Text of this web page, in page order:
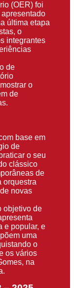
(OER) foi
última etapa
o
integrantes
de
o
de
base em
de
o seu
clássico
de
orquestra
novas
objetivo de
e popular, e
uma
o
os vários
na